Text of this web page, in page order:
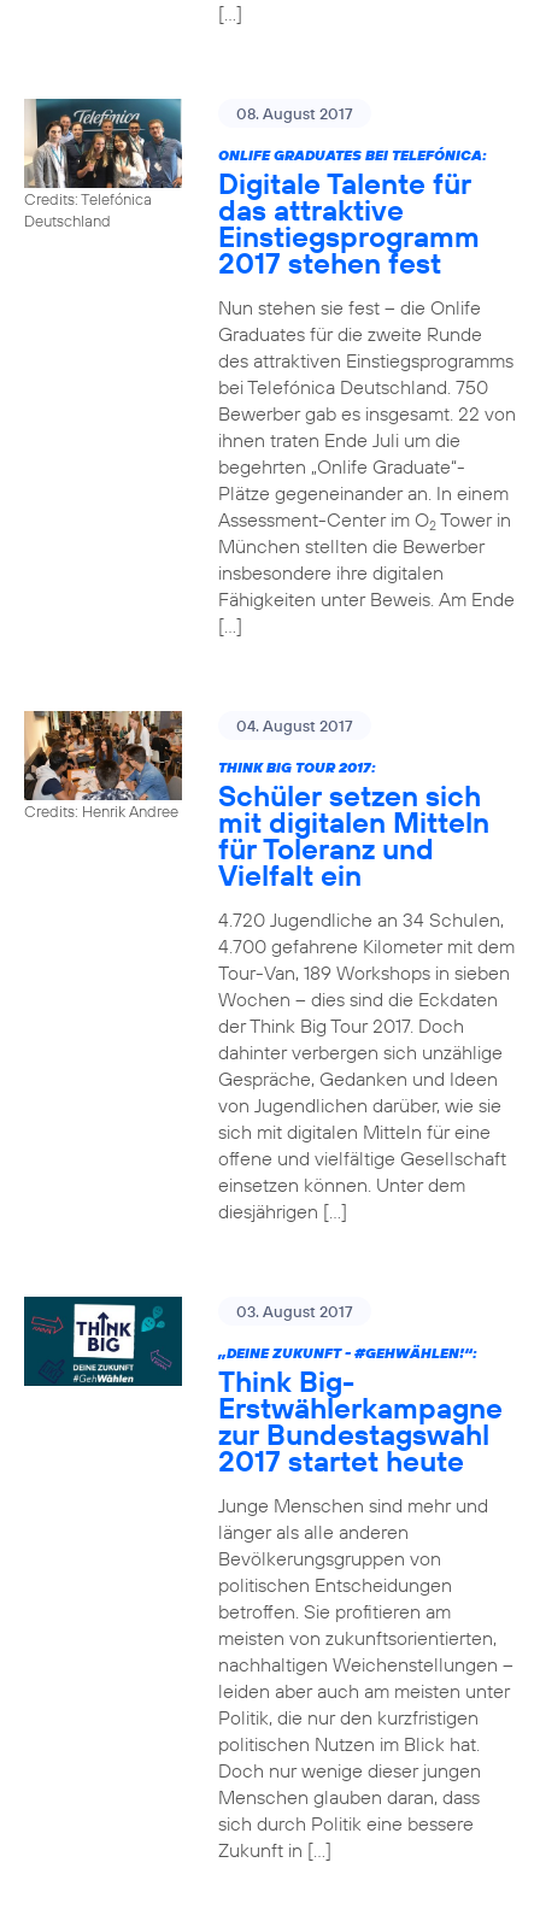
[…]
Credits: Telefónica
Deutschland
08. August 2017
ONLIFE GRADUATES BEI TELEFÓNICA:
Digitale Talente für
das attraktive
Einstiegsprogramm
2017 stehen fest
Nun stehen sie fest – die Onlife
Graduates für die zweite Runde
des attraktiven Einstiegsprogramms
bei Telefónica Deutschland. 750
Bewerber gab es insgesamt. 22 von
ihnen traten Ende Juli um die
begehrten „Onlife Graduate“-
Plätze gegeneinander an. In einem
Assessment-Center im O2Tower in
München stellten die Bewerber
insbesondere ihre digitalen
Fähigkeiten unter Beweis. Am Ende
[…]
Credits: Henrik Andree
04. August 2017
THINK BIG TOUR 2017:
Schüler setzen sich
mit digitalen Mitteln
für Toleranz und
Vielfalt ein
4.720 Jugendliche an 34 Schulen,
4.700 gefahrene Kilometer mit dem
Tour-Van, 189 Workshops in sieben
Wochen – dies sind die Eckdaten
der Think Big Tour 2017. Doch
dahinter verbergen sich unzählige
Gespräche, Gedanken und Ideen
von Jugendlichen darüber, wie sie
sich mit digitalen Mitteln für eine
offene und vielfältige Gesellschaft
einsetzen können. Unter dem
diesjährigen […]
03. August 2017
„DEINE ZUKUNFT - #GEHWÄHLEN!“:
Think Big-
Erstwählerkampagne
zur Bundestagswahl
2017 startet heute
Junge Menschen sind mehr und
länger als alle anderen
Bevölkerungsgruppen von
politischen Entscheidungen
betroffen. Sie profitieren am
meisten von zukunftsorientierten,
nachhaltigen Weichenstellungen –
leiden aber auch am meisten unter
Politik, die nur den kurzfristigen
politischen Nutzen im Blick hat.
Doch nur wenige dieser jungen
Menschen glauben daran, dass
sich durch Politik eine bessere
Zukunft in […]